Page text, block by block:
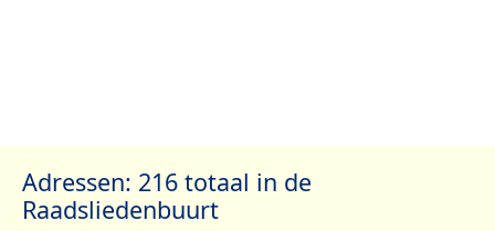
Adressen: 216 totaal in de
Raadsliedenbuurt